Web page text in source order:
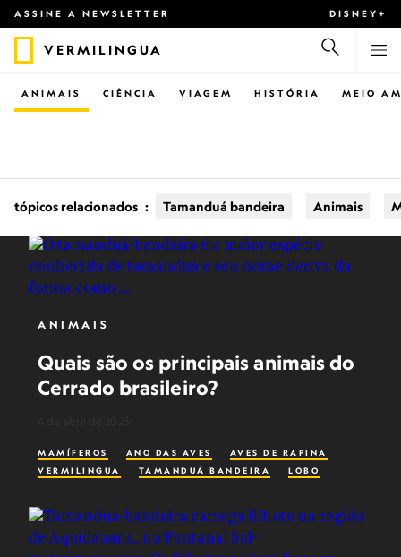
ASSINE A NEWSLETTER DISNEY+
VERMILINGUA
CIÊNCIA VIAGEM
ANIMAIS HISTÓRIA MEIO
tópicos relacionados : Tamanduá bandeira Animais
ANIMAIS
Quais são os principais animais do
Cerrado brasileiro?
MAMÍFEROS ANO DAS AVES
AVES DE RAPINA
VERMILINGUA
TAMANDUÁ BANDEIRA LOBO